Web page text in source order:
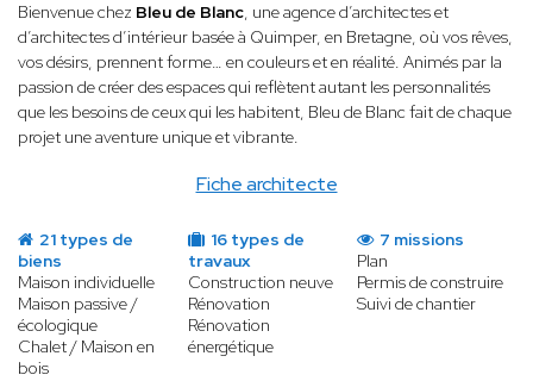
Fiche architecte
Bienvenue chez Bleu de Blanc, une agence d’architectes et
d’architectes d’intérieur basée à Quimper, en Bretagne, où vos rêves,
vos désirs, prennent forme… en couleurs et en réalité. Animés par la
passion de créer des espaces qui reflètent autant les personnalités
que les besoins de ceux qui les habitent, Bleu de Blanc fait de chaque
projet une aventure unique et vibrante.
21 types de
biens
Maison individuelle
Maison passive /
écologique
Chalet / Maison en
bois
16 types de
travaux
Construction neuve
Rénovation
Rénovation
énergétique
7 missions
Plan
Permis de construire
Suivi de chantier